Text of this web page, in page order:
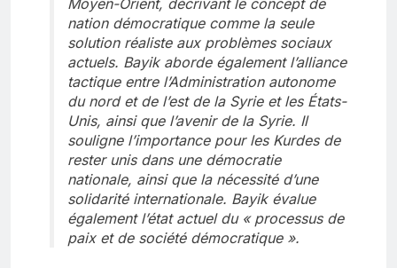
nation démocratique comme la seule
solution réaliste aux problèmes sociaux
actuels. Bayik aborde également l’alliance
tactique entre l’Administration autonome
du nord et de l’est de la Syrie et les États-
Unis, ainsi que l’avenir de la Syrie. Il
souligne l’importance pour les Kurdes de
rester unis dans une démocratie
nationale, ainsi que la nécessité d’une
solidarité internationale. Bayik évalue
également l’état actuel du « processus de
paix et de société démocratique ».